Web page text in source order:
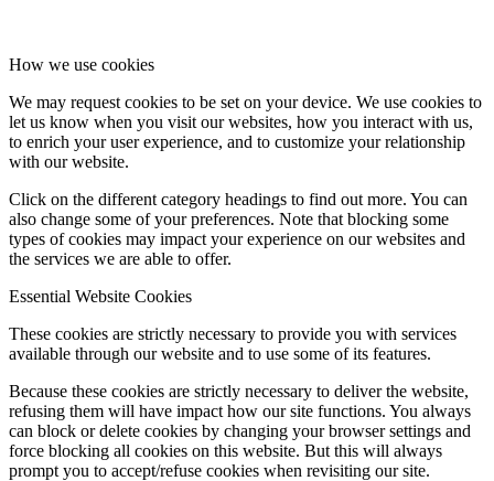
How we use cookies
We may request cookies to be set on your device. We use cookies to
let us know when you visit our websites, how you interact with us,
to enrich your user experience, and to customize your relationship
with our website.
Click on the different category headings to find out more. You can
also change some of your preferences. Note that blocking some
types of cookies may impact your experience on our websites and
the services we are able to offer.
Essential Website Cookies
These cookies are strictly necessary to provide you with services
available through our website and to use some of its features.
Because these cookies are strictly necessary to deliver the website,
refusing them will have impact how our site functions. You always
can block or delete cookies by changing your browser settings and
force blocking all cookies on this website. But this will always
prompt you to accept/refuse cookies when revisiting our site.